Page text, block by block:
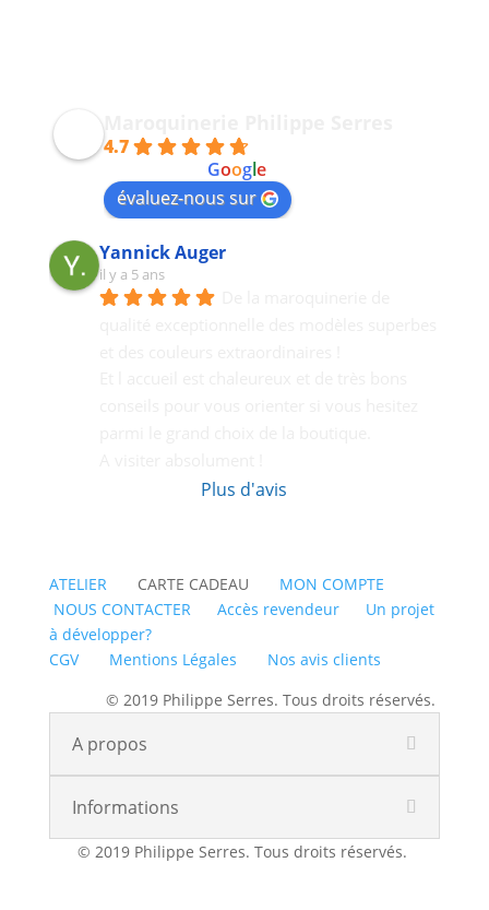
Maroquinerie Philippe Serres
4.7
Google
évaluez-nous sur
Yannick Auger
il y a 5 ans
Plus d'avis
ATELIER CARTE CADEAU MON COMPTE
NOUS CONTACTER
Accès revendeur
Un projet
à développer?
CGV
Mentions Légales
Nos avis clients
© 2019 Philippe Serres. Tous droits réservés.
A propos
Informations
© 2019 Philippe Serres. Tous droits réservés.